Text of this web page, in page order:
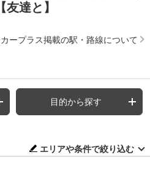
友達と】
ープラス掲載の駅・路線について
目的から探す
エリアや条件で絞り込む